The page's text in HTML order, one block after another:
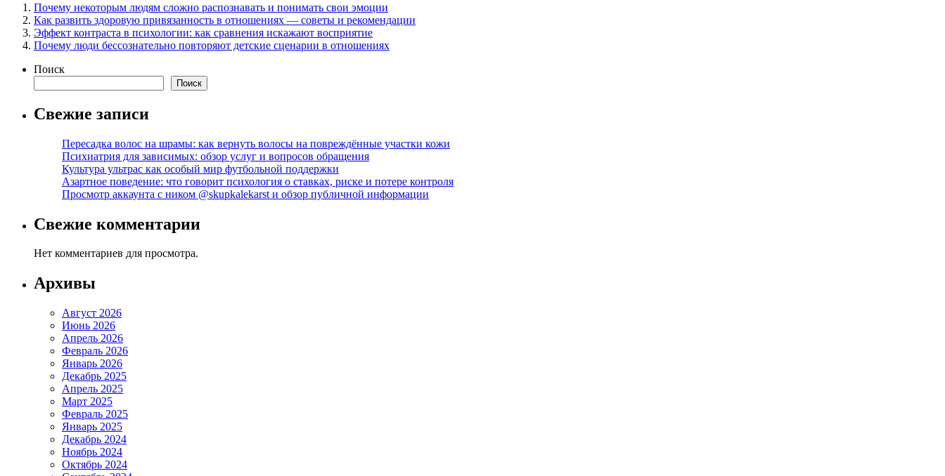
Почему некоторым людям сложно распознавать и понимать свои эмоции
Как развить здоровую привязанность в отношениях — советы и рекомендации
Эффект контраста в психологии: как сравнения искажают восприятие
Почему люди бессознательно повторяют детские сценарии в отношениях
Поиск
Поиск
Свежие записи
Пересадка волос на шрамы: как вернуть волосы на повреждённые участки кожи
Психиатрия для зависимых: обзор услуг и вопросов обращения
Культура ультрас как особый мир футбольной поддержки
Азартное поведение: что говорит психология о ставках, риске и потере контроля
Просмотр аккаунта с ником @skupkalekarst и обзор публичной информации
Свежие комментарии
Нет комментариев для просмотра.
Архивы
Август 2026
Июнь 2026
Апрель 2026
Февраль 2026
Январь 2026
Декабрь 2025
Апрель 2025
Март 2025
Февраль 2025
Январь 2025
Декабрь 2024
Ноябрь 2024
Октябрь 2024